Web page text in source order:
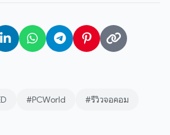
#PCWorld
#รีวิวจอคอม